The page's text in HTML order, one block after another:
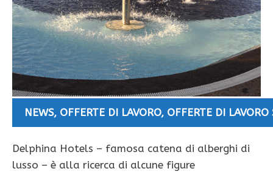
NEWS, OFFERTE DI LAVORO, OFFERTE DI LAVORO
Delphina Hotels – famosa catena di alberghi di
lusso – è alla ricerca di alcune figure